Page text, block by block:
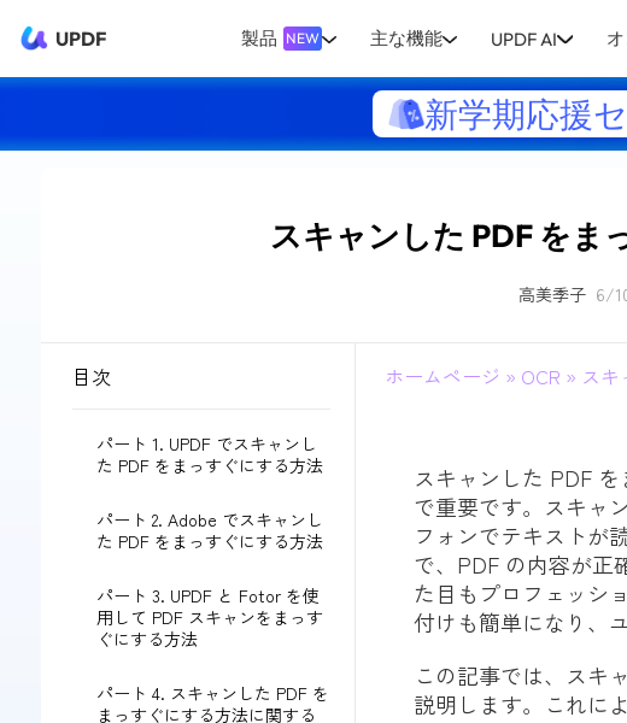
UPDF 製品 NEW 主な機能 UPDF AI
新学期応援
スキャンした PDF をま
高美季子 6/
目次
パート 1. UPDF でスキャンし
た PDF をまっすぐにする方法
パート 2. Adob​​e でスキャンし
た PDF をまっすぐにする方法
パート 3. UPDF と Fotor を使
用して PDF スキャンをまっす
ぐにする方法
パート 4. スキャンした PDF を
まっすぐにする方法に関する
ホームページ » OCR » スキ
スキャンした PDF
で重要です。スキャ
フォンでテキストが
で、PDF の内容が正
た目もプロフェッシ
付けも簡単になり、
この記事では、スキ
説明します。これに